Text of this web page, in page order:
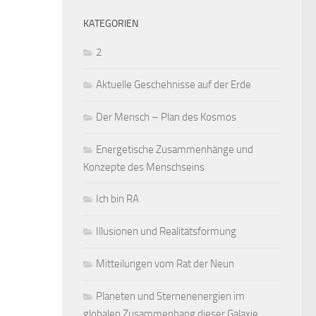
KATEGORIEN
2
Aktuelle Geschehnisse auf der Erde
Der Mensch – Plan des Kosmos
Energetische Zusammenhänge und
Konzepte des Menschseins
Ich bin RA
Illusionen und Realitätsformung
Mitteilungen vom Rat der Neun
Planeten und Sternenenergien im